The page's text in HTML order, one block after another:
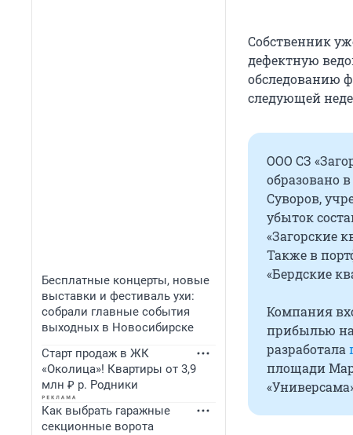
Бесплатные концерты, новые
выставки и фестиваль ухи:
собрали главные события
выходных в Новосибирске
Старт продаж в ЖК
«Околица»! Квартиры от 3,9
млн ₽ р. Родники
Как выбрать гаражные
секционные ворота
Собственник
дефектную
обследованию
следующей
ООО СЗ
образовано
Суворов,
убыток
«Загорские
Также в
«Бердские
Компания
прибылью на
разработала
площади